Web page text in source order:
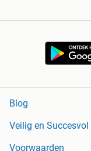
Blog
Veilig en Succesvol
Voorwaarden